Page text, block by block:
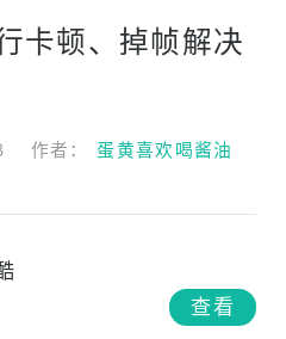
卡顿、掉帧解决
作者：蛋黄喜欢喝酱油
查看